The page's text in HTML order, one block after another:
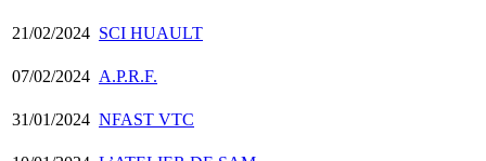
21/02/2024 SCI HUAULT
07/02/2024 A.P.R.F.
31/01/2024 NFAST VTC